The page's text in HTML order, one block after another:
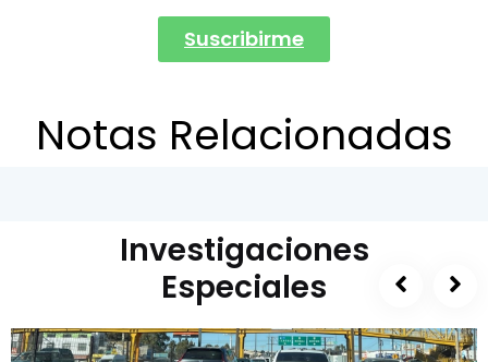
Suscribirme
Notas Relacionadas
Investigaciones
Especiales